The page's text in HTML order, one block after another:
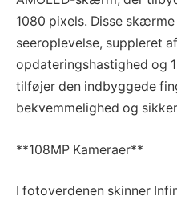
1080 pixels. Disse
seeroplevelse, suppleret
opdateringshastighed og
tilføjer den indbyggede
bekvemmelighed og
**108MP Kameraer**
I fotoverdenen skinner